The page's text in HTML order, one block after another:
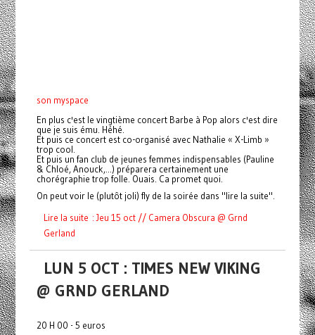
son myspace
En plus c'est le vingtième concert Barbe à Pop alors c'est dire
que je suis ému. Héhé.
Et puis ce concert est co-organisé avec Nathalie « X-Limb »
trop cool.
Et puis un fan club de jeunes femmes indispensables (Pauline
& Chloé, Anouck,...) préparera certainement une
chorégraphie trop folle. Ouais. Ca promet quoi.
On peut voir le (plutôt joli) fly de la soirée dans "lire la suite".
Lire la suite : Jeu 15 oct // Camera Obscura @ Grnd
Gerland
LUN 5 OCT : TIMES NEW VIKING
@ GRND GERLAND
20 H 00 - 5 euros